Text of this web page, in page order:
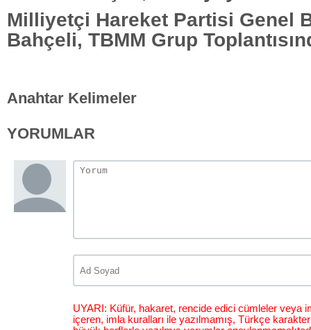
Milliyetçi Hareket Partisi Genel
Bahçeli, TBMM Grup
Anahtar Kelimeler
YORUMLAR
UYARI: Küfür, hakaret, rencide edici cümleler veya
içeren, imla kuralları ile yazılmamış, Türkçe